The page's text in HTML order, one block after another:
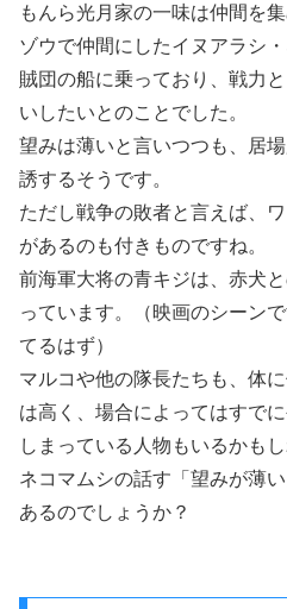
もんら光月家の一味は仲間を集
ゾウで仲間にしたイヌアラシ
賊団の船に乗っており、戦力
いしたいとのことでした。
望みは薄いと言いつつも、居
誘するそうです。
ただし戦争の敗者と言えば、
があるのも付きものですね。
前海軍大将の青キジは、赤犬
っています。（映画のシーン
てるはず）
マルコや他の隊長たちも、体
は高く、場合によってはすで
しまっている人物もいるかもし
ネコマムシの話す「望みが薄
あるのでしょうか？